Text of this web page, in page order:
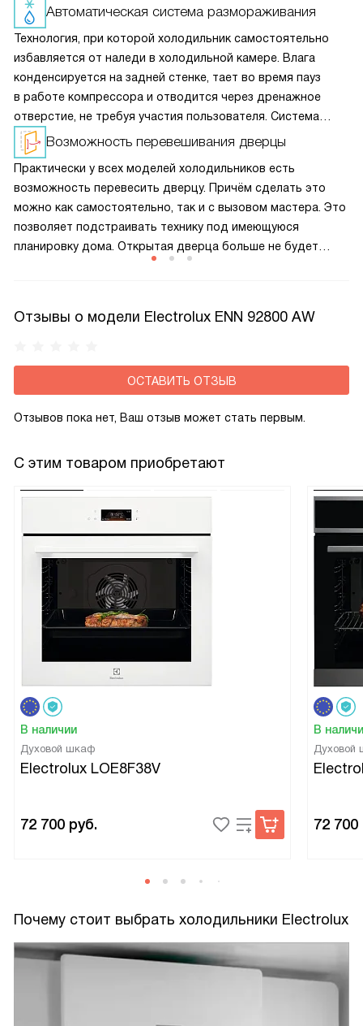
Автоматическая система размораживания
Технология, при которой холодильник самостоятельно
избавляется от наледи в холодильной камере. Влага
конденсируется на задней стенке, тает во время пауз
в работе компрессора и отводится через дренажное
отверстие, не требуя участия пользователя. Система
избавляет от необходимости частой ручной разморозки.
Возможность перевешивания дверцы
Практически у всех моделей холодильников есть
возможность перевесить дверцу. Причём сделать это
можно как самостоятельно, так и с вызовом мастера. Это
позволяет подстраивать технику под имеющуюся
планировку дома. Открытая дверца больше не будет
Отзывы о модели Electrolux ENN 92800 AW
ОСТАВИТЬ ОТЗЫВ
Отзывов пока нет, Ваш отзыв может стать первым.
С этим товаром приобретают
В наличии
Духовой шкаф
Electrolux LOE8F38V
72 700 руб.
В
Духовой
72 700
Почему стоит выбрать холодильники Electrolux